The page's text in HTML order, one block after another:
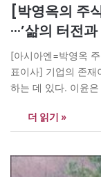
[박영옥의 주
···’삶의 터전
[아시아엔=박영옥
표이사] 기업의 존재
하는 데 있다. 이윤
필요로 하는 사람이
니다. 정말 디자인이
더 읽기 »